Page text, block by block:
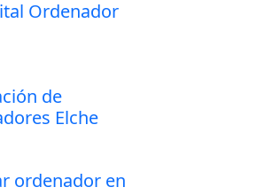
Ordenador
de
Elche
ordenador en